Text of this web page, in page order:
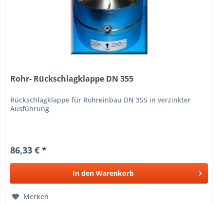
Rohr- Rückschlagklappe DN 355
Rückschlagklappe für Rohreinbau DN 355 in verzinkter
Ausführung
86,33 € *
In den Warenkorb
Merken